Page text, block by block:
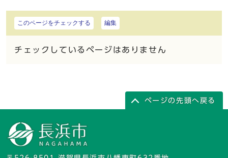
このページをチェックする 編集
チェックしているページはありません
ページの先頭へ戻る